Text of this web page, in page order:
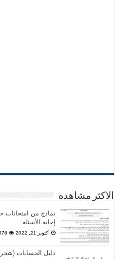
الاكثر مشاهده
نماذج من امتحانات
إجابة الأسئلة
أكتوبر 21, 2022
دليل الحسابات